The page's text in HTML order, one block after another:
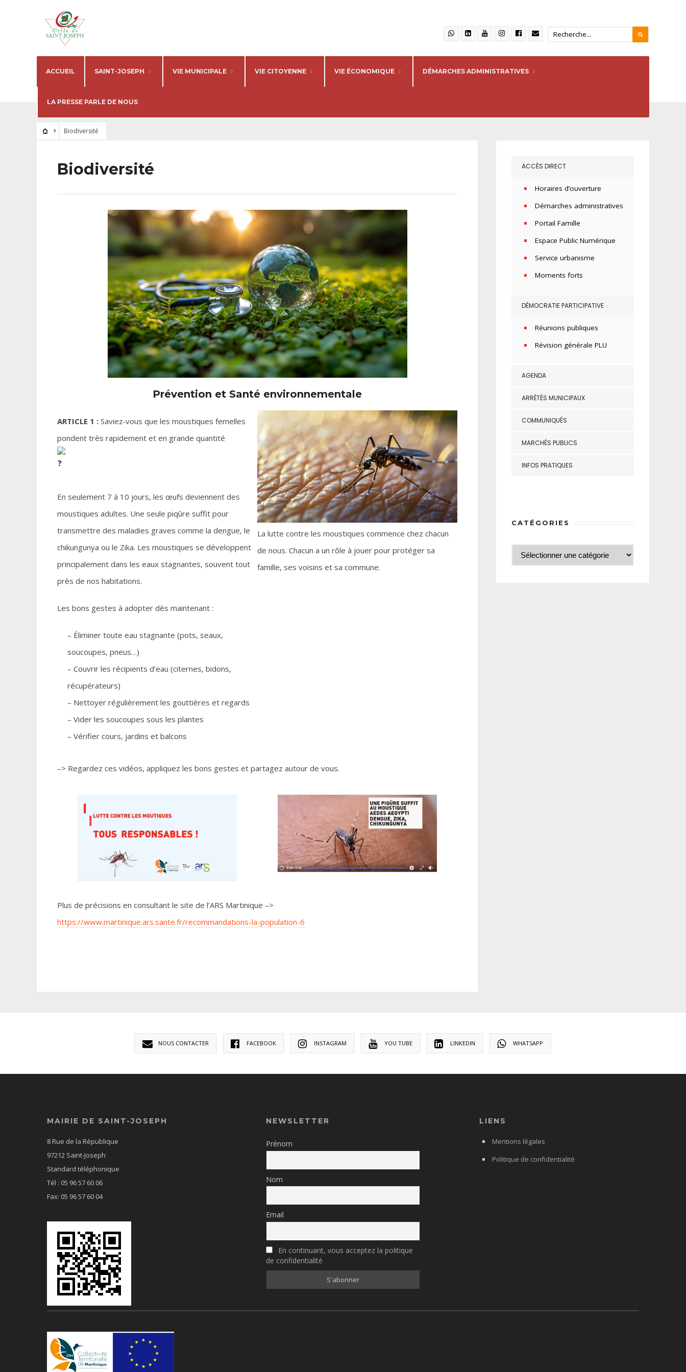
ACCUEIL SAINT-JOSEPH VIE MUNICIPALE VIE CITOYENNE VIE ÉCONOMIQUE DÉMARCHES ADMINISTRATIVES
LA PRESSE PARLE DE NOUS
Biodiversité
Biodiversité
Prévention et Santé environnementale
ARTICLE 1 : Saviez‑vous que les moustiques femelles
pondent très rapidement et en grande quantité
En seulement 7 à 10 jours, les œufs deviennent des
moustiques adultes. Une seule piqûre suffit pour
transmettre des maladies graves comme la dengue, le
chikungunya ou le Zika. Les moustiques se développent
principalement dans les eaux stagnantes, souvent tout
près de nos habitations.
Les bons gestes à adopter dès maintenant :
– Éliminer toute eau stagnante (pots, seaux,
soucoupes, pneus…)
– Couvrir les récipients d’eau (citernes, bidons,
récupérateurs)
– Nettoyer régulièrement les gouttières et regards
– Vider les soucoupes sous les plantes
– Vérifier cours, jardins et balcons
La lutte contre les moustiques commence chez chacun
de nous. Chacun a un rôle à jouer pour protéger sa
famille, ses voisins et sa commune.
–> Regardez ces vidéos, appliquez les bons gestes et partagez autour de vous.
Plus de précisions en consultant le site de l’ARS Martinique –>
https://www.martinique.ars.sante.fr/recommandations-la-population-6
ACCÈS DIRECT
Horaires d’ouverture
Démarches administratives
Portail Famille
Espace Public Numérique
Service urbanisme
Moments forts
DÉMOCRATIE PARTICIPATIVE
Réunions publiques
Révision générale PLU
AGENDA
ARRÊTÉS MUNICIPAUX
COMMUNIQUÉS
MARCHÉS PUBLICS
INFOS PRATIQUES
CATÉGORIES
NOUS CONTACTER FACEBOOK INSTAGRAM YOU TUBE LINKEDIN WHATSAPP
MAIRIE DE SAINT-JOSEPH
8 Rue de la République
97212 Saint-Joseph
Standard téléphonique
Tél : 05 96 57 60 06
Fax: 05 96 57 60 04
NEWSLETTER
Prénom
Nom
Email
En continuant, vous acceptez la politique
de confidentialité
LIENS
Mentions légales
Politique de confidentialité